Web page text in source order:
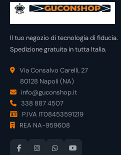
Il tuo negozio di tecnologia di fiducia.
Spedizione gratuita in tutta Italia.
Via Consalvo Carelli, 27
80128 Napoli (NA)
info@guconshop.it
338 887 4507
P.IVA IT08453591219
REA NA-959608